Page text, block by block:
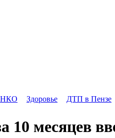
НКО Здоровье ДТП в Пензе
10 месяцев